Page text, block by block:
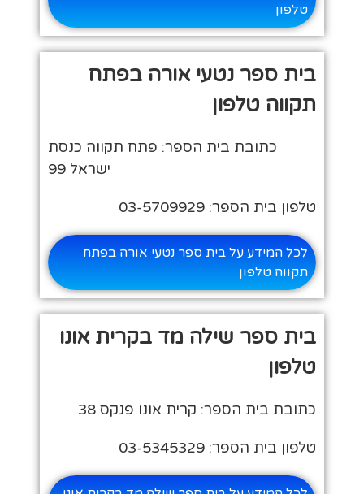
טלפון
בית ספר נטעי אורה בפתח
תקווה טלפון
כתובת בית הספר: פתח תקווה כנסת
ישראל 99
טלפון בית הספר: 03-5709929
לכל המידע על בית ספר נטעי אורה בפתח
תקווה טלפון
בית ספר שילה מד בקרית אונו
טלפון
כתובת בית הספר: קרית אונו פנקס 38
טלפון בית הספר: 03-5345329